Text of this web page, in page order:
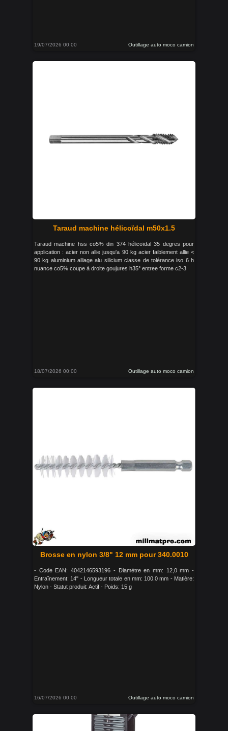
19/07/2026 00:00 Outillage auto moco camion
Taraud machine hélicoïdal m50x1.5
Taraud machine hss co5% din 374 hélicoïdal 35 degres pour
application : acier non allie jusqu'a 90 kg acier faiblement allie <
90 kg aluminium alliage alu silicium classe de tolérance iso 6 h
nuance co5% coupe à droite goujures h35° entree forme c2-3
18/07/2026 00:00 Outillage auto moco camion
Brosse en nylon 3/8" 12 mm pour 340.0010
- Code EAN: 4042146593196 - Diamètre en mm: 12,0 mm -
Entraînement: 14" - Longueur totale en mm: 100.0 mm - Matière:
Nylon - Statut produit: Actif - Poids: 15 g
16/07/2026 00:00 Outillage auto moco camion